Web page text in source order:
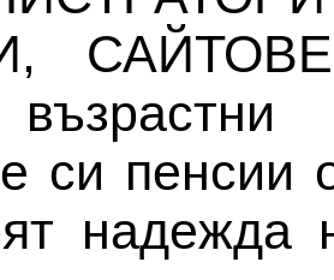
си пенсии
надежда